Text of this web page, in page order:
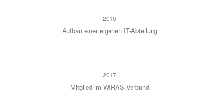
2015
Auf­bau einer eige­nen IT-Abtei­lung
2017
Mit­glied im WIRAS Ver­bund